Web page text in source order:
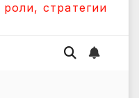
стратегии